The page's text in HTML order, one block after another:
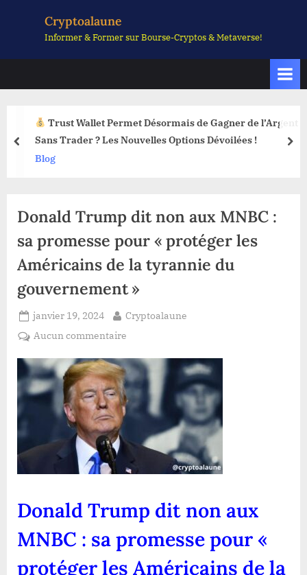
Cryptoalaune
Informer & Former sur Bourse-Cryptos & Metaverse!
Trust Wallet Permet Désormais de Gagner de l’Argent
Sans Trader ? Les Nouvelles Options Dévoilées !
Blog
prev
Donald Trump dit non aux MNBC :
sa promesse pour « protéger les
Américains de la tyrannie du
gouvernement »
Posted
on
janvier 19, 2024 By
Cryptoalaune
Aucun commentaire
Trump
dit
non
aux
MNBC :
sa
promesse
pour
protéger
les
Américains
la
Donald Trump dit non aux
MNBC : sa promesse pour «
protéger les Américains de la